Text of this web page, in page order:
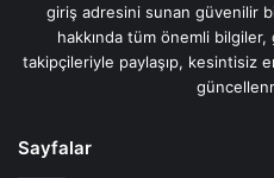
giriş adresini sunan güvenilir
hakkında tüm önemli
takipçileriyle paylaşıp, kesintisiz
Sayfalar